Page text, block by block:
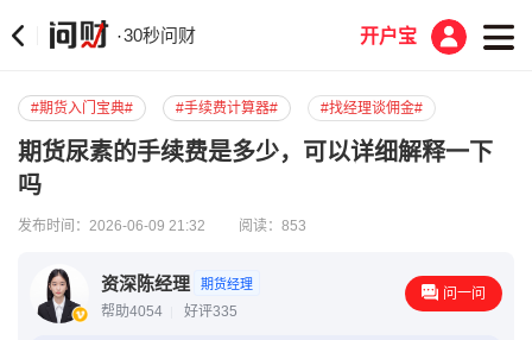
·30秒问财 开户宝
#期货入门宝典# #手续费计算器# #找经理谈佣金#
期货尿素的手续费是多少，可以详细解释一下
吗
发布时间：2026-06-09 21:32 阅读：853
资深陈经理 期货经理
帮助4054 好评335
问一问